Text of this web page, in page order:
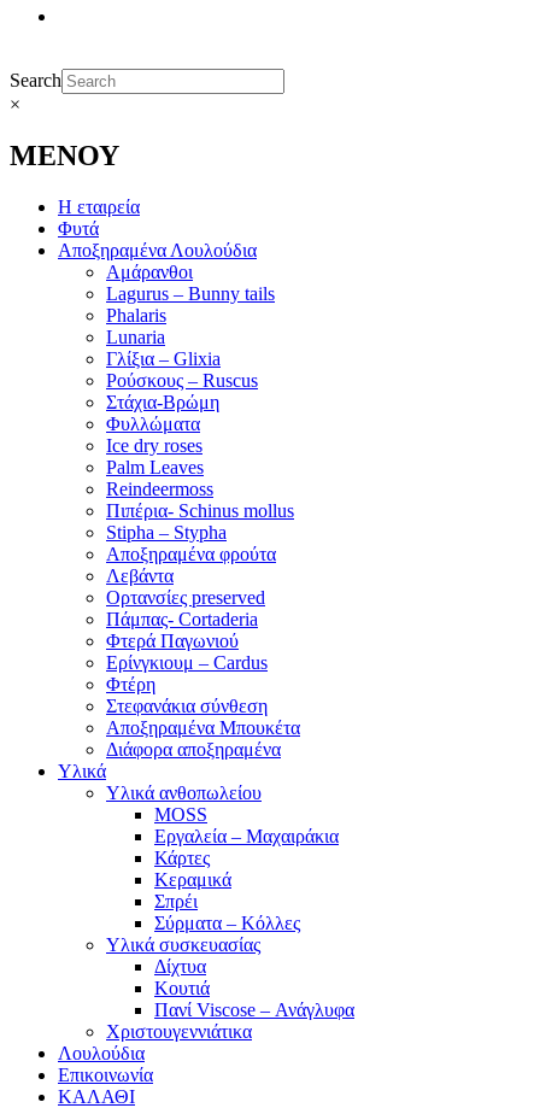
Search
×
ΜΕΝΟΥ
Η εταιρεία
Φυτά
Αποξηραμένα Λουλούδια
Αμάρανθοι
Lagurus – Bunny tails
Phalaris
Lunaria
Γλίξια – Glixia
Ρούσκους – Ruscus
Στάχια-Βρώμη
Φυλλώματα
Ice dry roses
Palm Leaves
Reindeermoss
Πιπέρια- Schinus mollus
Stipha – Stypha
Αποξηραμένα φρούτα
Λεβάντα
Ορτανσίες preserved
Πάμπας- Cortaderia
Φτερά Παγωνιού
Ερίνγκιουμ – Cardus
Φτέρη
Στεφανάκια σύνθεση
Αποξηραμένα Μπουκέτα
Διάφορα αποξηραμένα
Υλικά
Υλικά ανθοπωλείου
MOSS
Εργαλεία – Μαχαιράκια
Κάρτες
Κεραμικά
Σπρέι
Σύρματα – Κόλλες
Υλικά συσκευασίας
Δίχτυα
Κουτιά
Πανί Viscose – Ανάγλυφα
Χριστουγεννιάτικα
Λουλούδια
Επικοινωνία
ΚΑΛΑΘΙ